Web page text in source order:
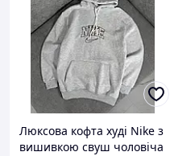
Люксова кофта худі Nike з
вишивкою свуш чоловіча